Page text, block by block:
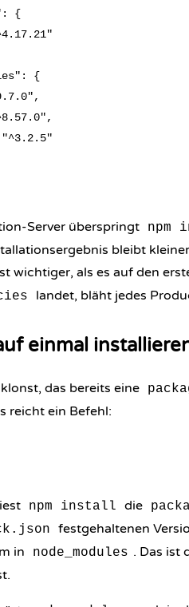
{
{
Server überspringt npm
bleibt
wichtiger, als es auf den
landet, bläht jedes
einmal
das bereits eine
reicht ein Befehl:
npm install die
festgehaltenen
in
node_modules . Das ist